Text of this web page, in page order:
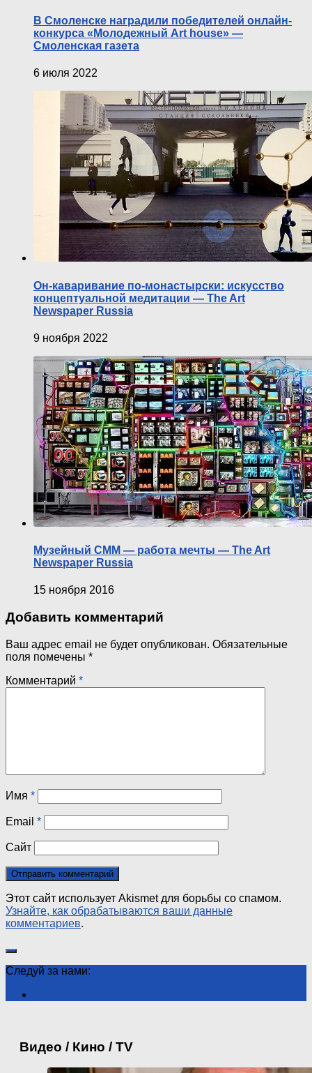
В Смоленске наградили победителей онлайн-
конкурса «Молодежный Art house» —
Смоленская газета
6 июля 2022
Он-каваривание по-монастырски: искусство
концептуальной медитации — The Art
Newspaper Russia
9 ноября 2022
Музейный СММ — работа мечты — The Art
Newspaper Russia
15 ноября 2016
Добавить комментарий
Ваш адрес email не будет опубликован. Обязательные
поля помечены *
Комментарий *
Имя *
Email *
Сайт
Этот сайт использует Akismet для борьбы со спамом.
Узнайте, как обрабатываются ваши данные
комментариев.
Следуй за нами:
Видео / Кино / TV